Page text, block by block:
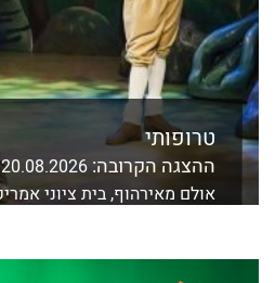
טרופותי
ההצגה הקרובה:20.08.2026 | 10:00, 11:30